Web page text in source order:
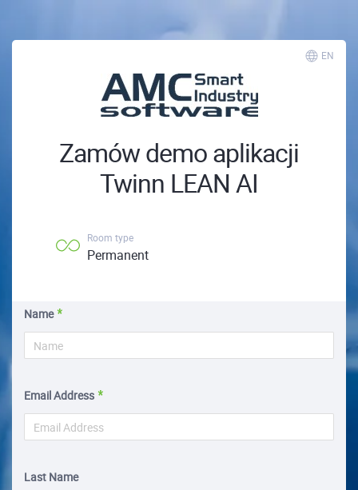
EN
Zamów demo aplikacji
Twinn LEAN AI
Room type
Permanent
Name
Email Address
Last Name